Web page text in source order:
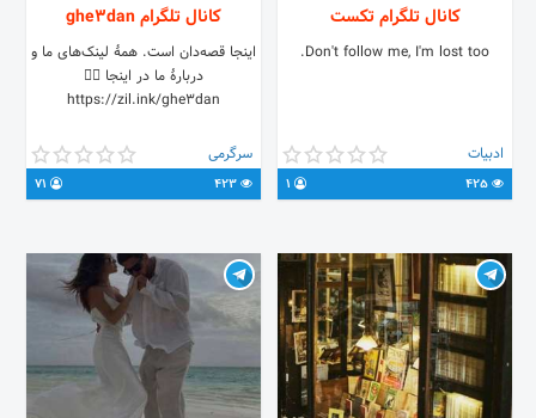
کانال تلگرام تکست
Don't follow me, I'm lost too.
ادبیات
کانال تلگرام ghe3dan
اینجا قصه‌دان است. همهٔ لینک‌های ما و
دربارهٔ ما در اینجا 👇🏻
https://zil.ink/ghe3dan
سرگرمی